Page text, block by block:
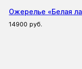
Ожерелье «Белая
14900 руб.